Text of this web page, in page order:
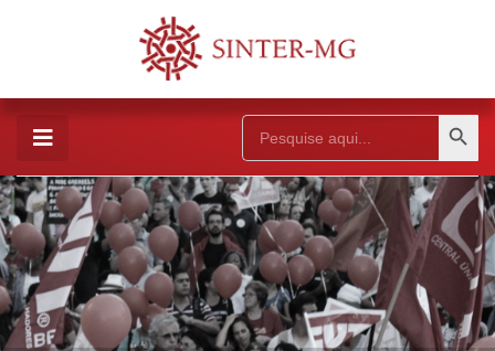
Search
for:
Search Button